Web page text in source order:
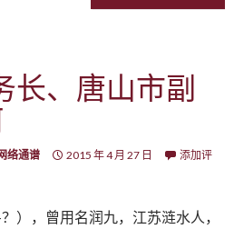
长、唐山市副
络通谱 2015 年 4 月 27 日
添加评
，曾用名润九，江苏涟水人，